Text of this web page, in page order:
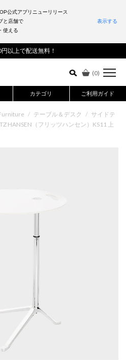
以上で配送無料！
(0)
カテゴリ ご利用ガイド
詳細検索はこちら
/ テーブル＆デスク / サイドテ
HANSEN（フリッツハンセン）KS11 上
公式アプリニューリリース
と店舗で
使える
表示する